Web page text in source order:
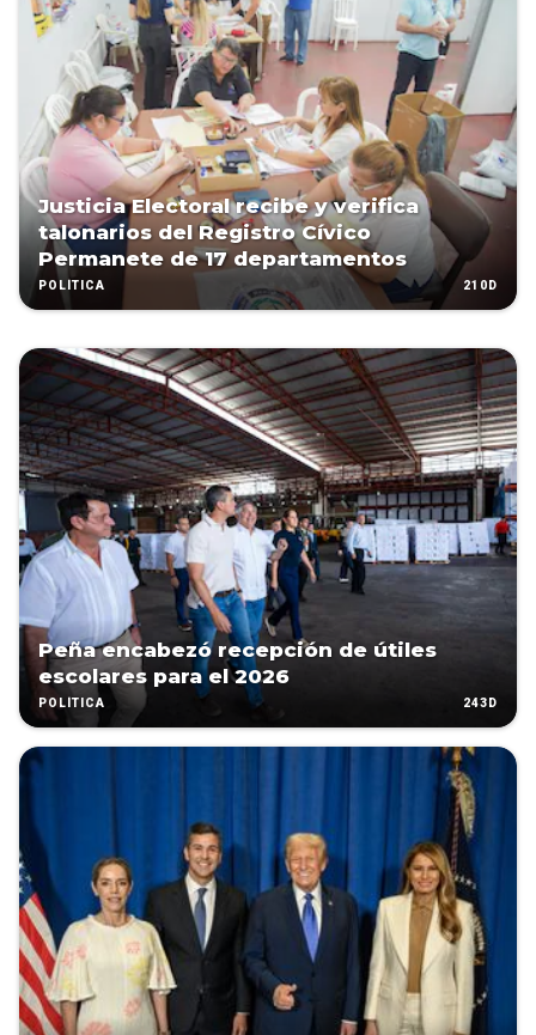
Justicia Electoral recibe y verifica
talonarios del Registro Cívico
Permanete de 17 departamentos
POLÍTICA 210D
Peña encabezó recepción de útiles
escolares para el 2026
POLÍTICA 243D